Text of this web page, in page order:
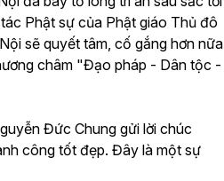
Phật sự của Phật giáo Thủ đô
sẽ quyết tâm, cố gắng hơn nữa
châm "Đạo pháp - Dân tộc -
Đức Chung gửi lời chúc
công tốt đẹp. Đây là một sự